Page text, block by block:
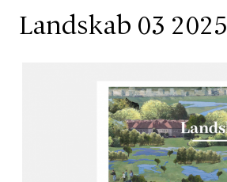
Landskab 03 2025